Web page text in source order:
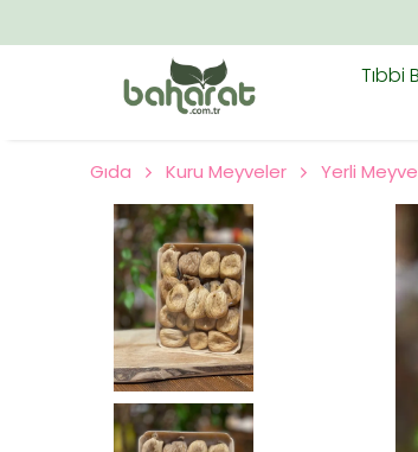
Tıbbi
Gıda Kuru Meyveler Yerli